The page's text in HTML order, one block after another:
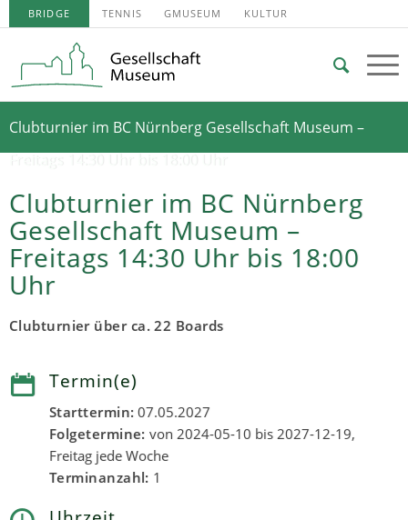
BRIDGE TENNIS GMUSEUM KULTUR
Clubturnier im BC Nürnberg Gesellschaft Museum –
Clubturnier im BC Nürnberg
Gesellschaft Museum –
Freitags 14:30 Uhr bis 18:00
Uhr
Clubturnier über ca. 22 Boards
Termin(e)
Starttermin: 07.05.2027
Folgetermine: von 2024-05-10 bis 2027-12-19,
Freitag jede Woche
Terminanzahl: 1